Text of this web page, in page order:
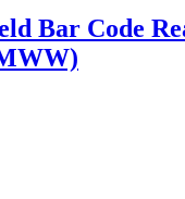
Bar Code